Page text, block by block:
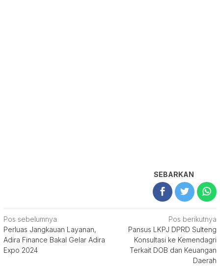
SEBARKAN
Navigasi
pos
Pos sebelumnya
Perluas Jangkauan Layanan,
Adira Finance Bakal Gelar Adira
Expo 2024
Pos berikutnya
Pansus LKPJ DPRD Sulteng
Konsultasi ke Kemendagri
Terkait DOB dan Keuangan
Daerah